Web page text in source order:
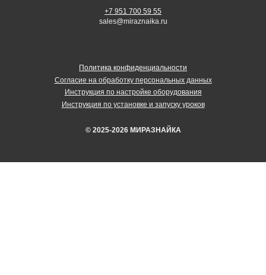
© 2025-2026 МИРАЗНАЙКА
+7 951 700 59 55
sales@miraznaika.ru
Политика конфиденциальности
Согласие на обработку персональных данных
Инструкция по настройке оборудования
Инструкция по установке и запуску уроков